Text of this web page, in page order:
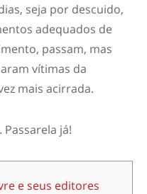
seja por descuido,
adequados de
passam, mas
vítimas da
mais acirrada.
já!
e seus editores